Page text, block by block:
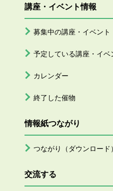
講座・イベント情報
募集中の講座・イベント
予定している講座・イベ
カレンダー
終了した催物
情報紙つながり
つながり（ダウンロード
交流する